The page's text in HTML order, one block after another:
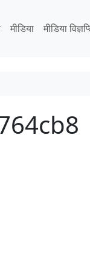
मीडिया मीडिया